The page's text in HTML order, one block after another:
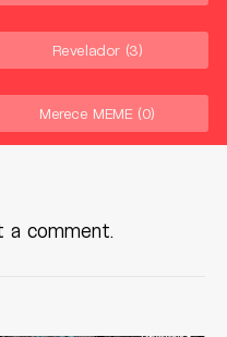
Revelador (3)
Merece MEME (0)
a comment.